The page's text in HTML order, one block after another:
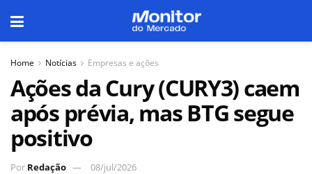
Home Notícias Empresas e ações
Ações da Cury (CURY3) caem
após prévia, mas BTG segue
positivo
Por Redação 08/jul/2026